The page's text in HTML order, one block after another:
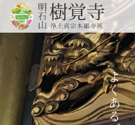
このページの本文へ移動